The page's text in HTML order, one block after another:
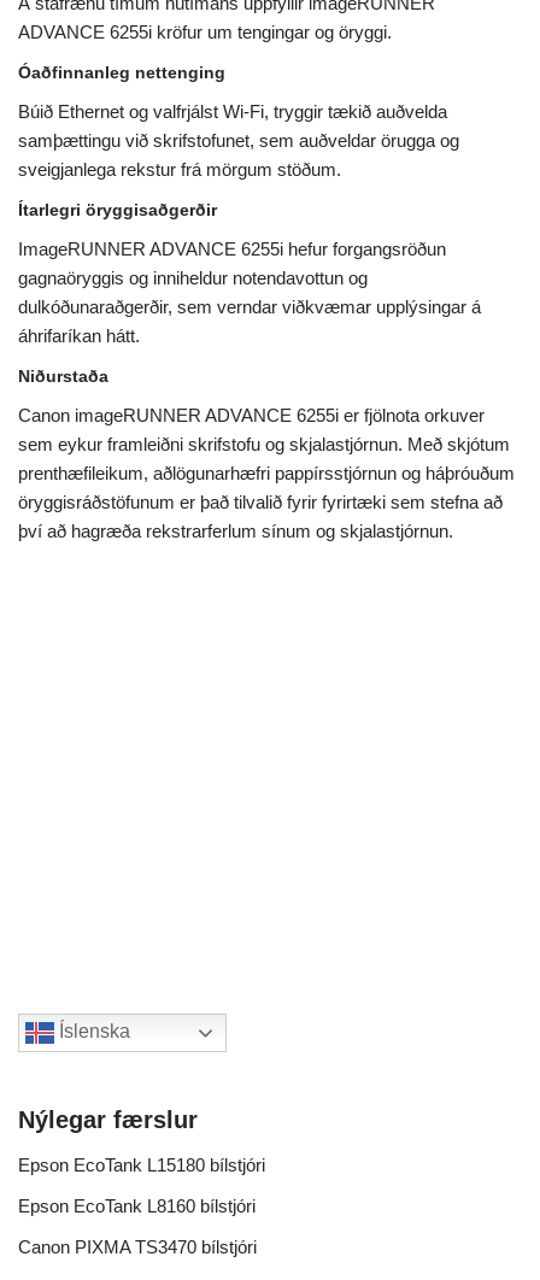
ADVANCE 6255i kröfur um tengingar og öryggi.
Óaðfinnanleg nettenging
Búið Ethernet og valfrjálst Wi-Fi, tryggir tækið auðvelda
samþættingu við skrifstofunet, sem auðveldar örugga og
sveigjanlega rekstur frá mörgum stöðum.
Ítarlegri öryggisaðgerðir
ImageRUNNER ADVANCE 6255i hefur forgangsröðun
gagnaöryggis og inniheldur notendavottun og
dulkóðunaraðgerðir, sem verndar viðkvæmar upplýsingar á
áhrifaríkan hátt.
Niðurstaða
Canon imageRUNNER ADVANCE 6255i er fjölnota orkuver
sem eykur framleiðni skrifstofu og skjalastjórnun. Með skjótum
prenthæfileikum, aðlögunarhæfri pappírsstjórnun og háþróuðum
öryggisráðstöfunum er það tilvalið fyrir fyrirtæki sem stefna að
því að hagræða rekstrarferlum sínum og skjalastjórnun.
Íslenska
Nýlegar færslur
Epson EcoTank L15180 bílstjóri
Epson EcoTank L8160 bílstjóri
Canon PIXMA TS3470 bílstjóri